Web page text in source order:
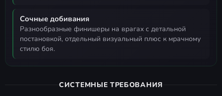
Сочные добивания
разнообразные финишеры на врагах с детальной
постановкой, отдельный визуальный плюс к мрачному
стилю боя.
СИСТЕМНЫЕ ТРЕБОВАНИЯ